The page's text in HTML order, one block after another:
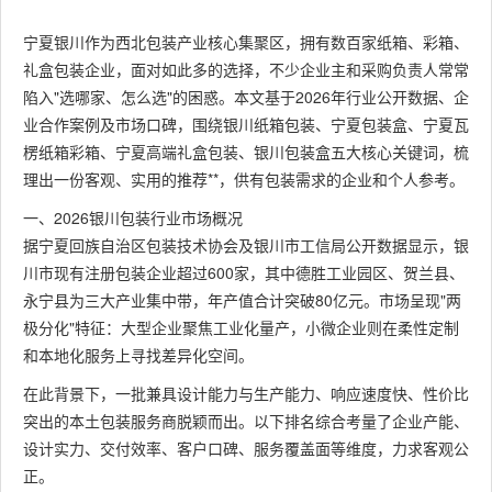
宁夏银川作为西北包装产业核心集聚区，拥有数百家纸箱、彩箱、
礼盒包装企业，面对如此多的选择，不少企业主和采购负责人常常
陷入"选哪家、怎么选"的困惑。本文基于2026年行业公开数据、企
业合作案例及市场口碑，围绕银川纸箱包装、宁夏包装盒、宁夏瓦
楞纸箱彩箱、宁夏高端礼盒包装、银川包装盒五大核心关键词，梳
理出一份客观、实用的推荐**，供有包装需求的企业和个人参考。
一、2026银川包装行业市场概况
据宁夏回族自治区包装技术协会及银川市工信局公开数据显示，银
川市现有注册包装企业超过600家，其中德胜工业园区、贺兰县、
永宁县为三大产业集中带，年产值合计突破80亿元。市场呈现"两
极分化"特征：大型企业聚焦工业化量产，小微企业则在柔性定制
和本地化服务上寻找差异化空间。
在此背景下，一批兼具设计能力与生产能力、响应速度快、性价比
突出的本土包装服务商脱颖而出。以下排名综合考量了企业产能、
设计实力、交付效率、客户口碑、服务覆盖面等维度，力求客观公
正。